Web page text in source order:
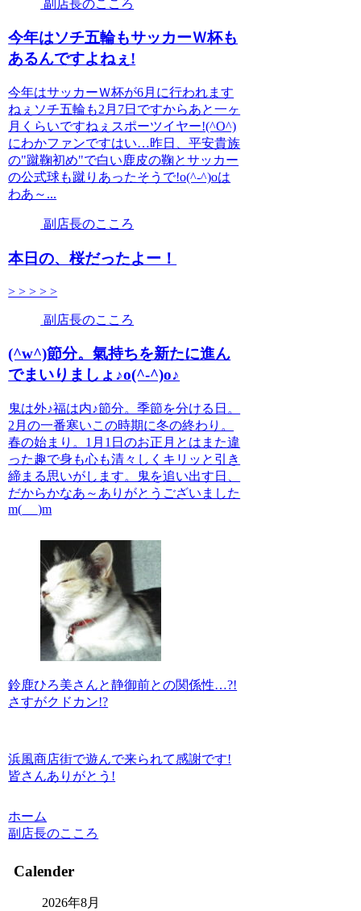
副店長のこころ
今年はソチ五輪もサッカーＷ杯も
あるんですよねぇ!
今年はサッカーＷ杯が6月に行われます
ねぇソチ五輪も2月7日ですからあと一ヶ
月くらいですねぇスポーツイヤー!(^O^)
にわかファンですはい…昨日、平安貴族
の"蹴鞠初め"で白い鹿皮の鞠とサッカー
の公式球も蹴りあったそうで!o(^-^)oは
わあ～...
副店長のこころ
本日の、桜だったよー！
> > > > >
副店長のこころ
(^w^)節分。氣持ちを新たに進ん
でまいりましょ♪o(^-^)o♪
鬼は外♪福は内♪節分。季節を分ける日。
2月の一番寒いこの時期に冬の終わり。
春の始まり。1月1日のお正月とはまた違
った趣で身も心も清々しくキリッと引き
締まる思いがします。鬼を追い出す日、
だからかなあ～ありがとうございました
m(_ _)m
鈴鹿ひろ美さんと静御前との関係性…?!
さすがクドカン!?
浜風商店街で遊んで来られて感謝です!
皆さんありがとう!
ホーム
副店長のこころ
Calender
2026年8月